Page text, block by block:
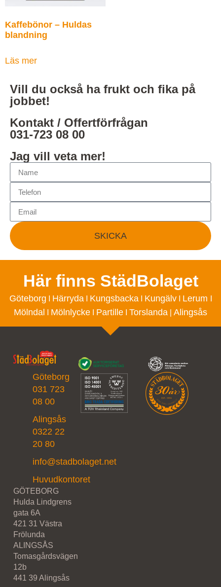
Kaffebönor – Huldas
blandning
Läs mer
Vill du också ha frukt och fika på
jobbet!
Kontakt / Offertförfrågan
031-723 08 00
Jag vill veta mer!
SKICKA
Här finns StädBolaget
Göteborg HärrydaI KungsbackaI KungälvI Lerum
Mölndal Mölnlycke Partille Torslanda Alingsås
Göteborg
031 723
08 00
Alingsås
0322 22
20 80
info@stadbolaget.net
Huvudkontoret
GÖTEBORG
Hulda Lindgrens
gata 6A
421 31 Västra
Frölunda
ALINGSÅS
Tomasgårdsvägen
12b
441 39 Alingsås